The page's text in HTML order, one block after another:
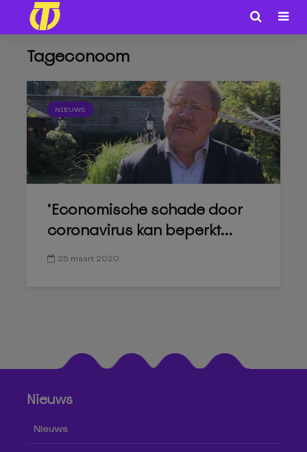
Tageconoom
NIEUWS
‘Economische schade door
coronavirus kan beperkt...
25 maart 2020
Nieuws
Nieuws